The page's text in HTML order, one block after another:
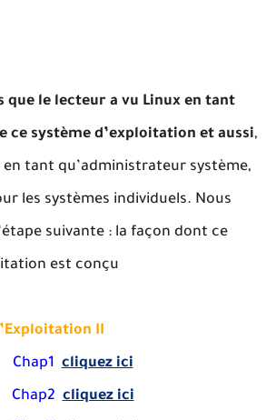
que le lecteur a vu Linux en tant
ce système d’exploitation et aussi,
tant qu’administrateur système,
les systèmes individuels. Nous
suivante : la façon dont ce
est conçu
II
Chap1cliquez ici
Chap2cliquez ici